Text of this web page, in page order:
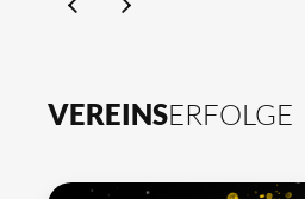
VEREINSERFOLGE